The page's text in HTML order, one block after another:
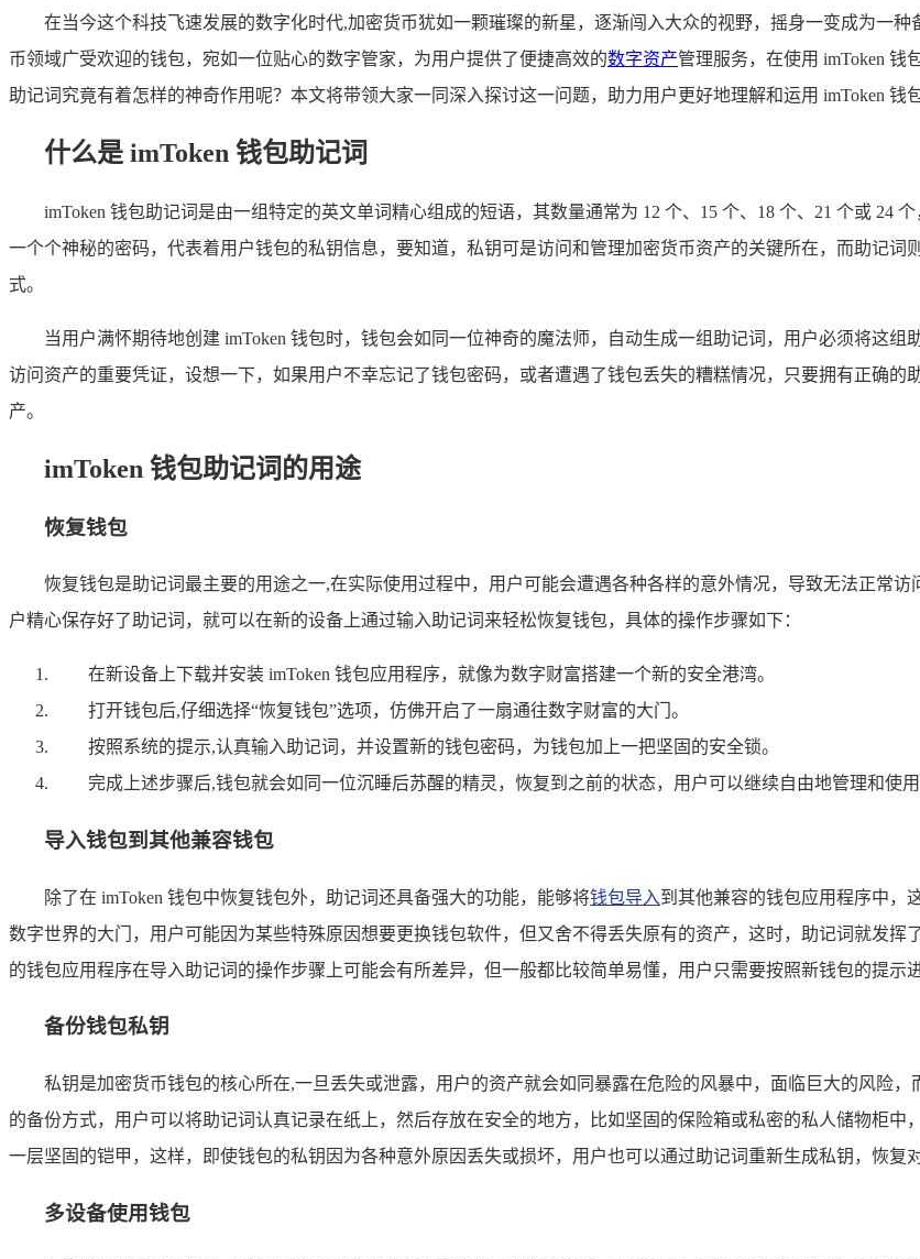
在当今这个科技飞速发展的数字化时代,加密货币犹如一颗璀璨的新星，逐渐闯入大众的视野，摇身一变成为一
币领域广受欢迎的钱包，宛如一位贴心的数字管家，为用户提供了便捷高效的数字资产管理服务，在使用 imToken 钱
助记词究竟有着怎样的神奇作用呢？本文将带领大家一同深入探讨这一问题，助力用户更好地理解和运用 imToken 钱包
什么是 imToken 钱包助记词
imToken 钱包助记词是由一组特定的英文单词精心组成的短语，其数量通常为 12 个、15 个、18 个、21 个或 24
一个个神秘的密码，代表着用户钱包的私钥信息，要知道，私钥可是访问和管理加密货币资产的关键所在，而助记
式。
当用户满怀期待地创建 imToken 钱包时，钱包会如同一位神奇的魔法师，自动生成一组助记词，用户必须将这
访问资产的重要凭证，设想一下，如果用户不幸忘记了钱包密码，或者遭遇了钱包丢失的糟糕情况，只要拥有正确
产。
imToken 钱包助记词的用途
恢复钱包
恢复钱包是助记词最主要的用途之一,在实际使用过程中，用户可能会遭遇各种各样的意外情况，导致无法正常
户精心保存好了助记词，就可以在新的设备上通过输入助记词来轻松恢复钱包，具体的操作步骤如下：
在新设备上下载并安装 imToken 钱包应用程序，就像为数字财富搭建一个新的安全港湾。
打开钱包后,仔细选择“恢复钱包”选项，仿佛开启了一扇通往数字财富的大门。
按照系统的提示,认真输入助记词，并设置新的钱包密码，为钱包加上一把坚固的安全锁。
完成上述步骤后,钱包就会如同一位沉睡后苏醒的精灵，恢复到之前的状态，用户可以继续自由地管理和使用
导入钱包到其他兼容钱包
除了在 imToken 钱包中恢复钱包外，助记词还具备强大的功能，能够将钱包导入到其他兼容的钱包应用程序中，
数字世界的大门，用户可能因为某些特殊原因想要更换钱包软件，但又舍不得丢失原有的资产，这时，助记词就发
的钱包应用程序在导入助记词的操作步骤上可能会有所差异，但一般都比较简单易懂，用户只需要按照新钱包的提示
备份钱包私钥
私钥是加密货币钱包的核心所在,一旦丢失或泄露，用户的资产就会如同暴露在危险的风暴中，面临巨大的风险
的备份方式，用户可以将助记词认真记录在纸上，然后存放在安全的地方，比如坚固的保险箱或私密的私人储物柜
一层坚固的铠甲，这样，即使钱包的私钥因为各种意外原因丢失或损坏，用户也可以通过助记词重新生成私钥，恢复
多设备使用钱包